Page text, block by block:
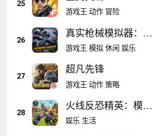
25
游戏王 动作 冒险
26
真实枪械模拟器：组
装武器打靶射击
游戏王 模拟 休闲 娱乐
27
超凡先锋
游戏王 动作 策略
28
火线反恐精英：模拟
多人射击枪战小游戏-
娱乐 生活